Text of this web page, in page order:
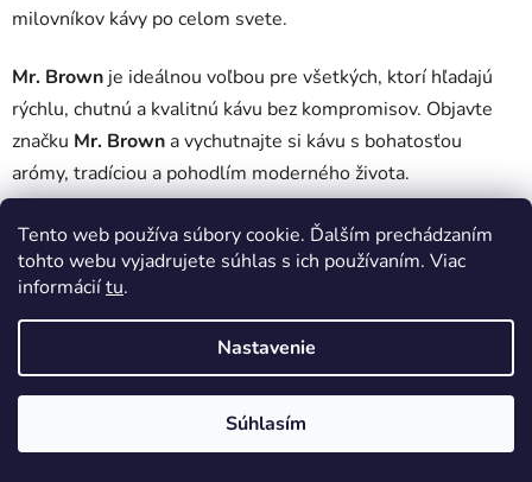
Tento web používa súbory cookie. Ďalším prechádzaním
tohto webu vyjadrujete súhlas s ich používaním. Viac
informáciítu.
Nastavenie
Súhlasím
milovníkov kávy po celom svete.
Mr. Brown je ideálnou voľbou pre všetkých, ktorí hľadajú
rýchlu, chutnú a kvalitnú kávu bez kompromisov. Objavte
značku Mr. Brown a vychutnajte si kávu s bohatosťou
arómy, tradíciou a pohodlím moderného života.
Žiadne produkty značky Mr. Brownsa nenašli...
Vytvoril Shoptet
DobrePitie.sk. Všetky práva vyhradené.
Upraviť nastavenie cookies